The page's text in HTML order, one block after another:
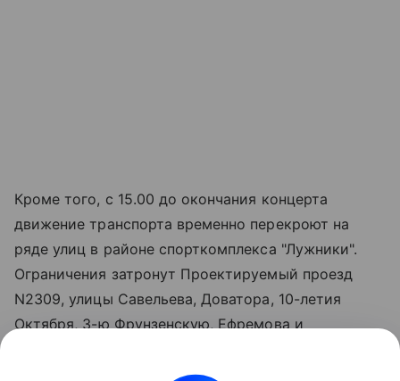
Кроме того, с 15.00 до окончания концерта
движение транспорта временно перекроют на
ряде улиц в районе спорткомплекса "Лужники".
Ограничения затронут Проектируемый проезд
N2309, улицы Савельева, Доватора, 10-летия
Октября, 3-ю Фрунзенскую, Ефремова и